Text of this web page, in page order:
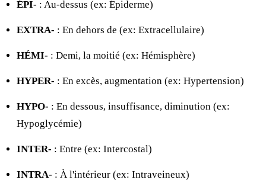
ÉPI- : Au-dessus (ex: Épiderme)
EXTRA- : En dehors de (ex: Extracellulaire)
HÉMI- : Demi, la moitié (ex: Hémisphère)
HYPER- : En excès, augmentation (ex: Hypertension)
HYPO- : En dessous, insuffisance, diminution (ex:
Hypoglycémie)
INTER- : Entre (ex: Intercostal)
INTRA- : À l'intérieur (ex: Intraveineux)